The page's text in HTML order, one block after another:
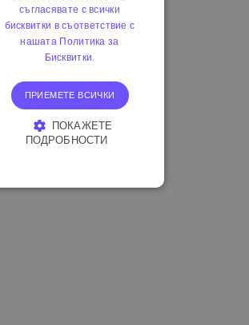
съгласявате с всички
бисквитки в съответствие с
нашата Политика за
Бисквитки.
ПРИЕМЕТЕ ВСИЧКИ
ПОКАЖЕТЕ
ПОДРОБНОСТИ